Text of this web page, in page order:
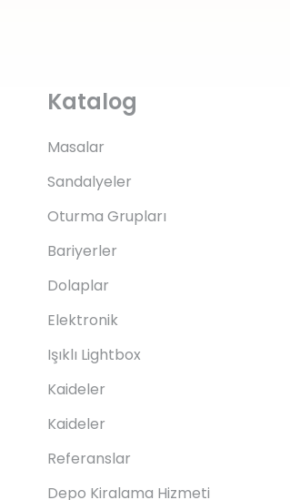
Katalog
Masalar
Sandalyeler
Oturma Grupları
Bariyerler
Dolaplar
Elektronik
Işıklı Lightbox
Kaideler
Kaideler
Referanslar
Depo Kiralama Hizmeti